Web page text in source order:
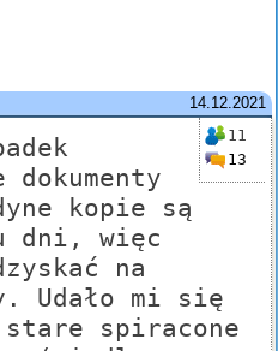
14.12.2021
11
13
dokumenty
kopie są
dni, więc
na
Udało mi się
spiracone